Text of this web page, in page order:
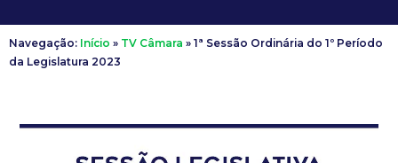
Navegação: Início » TV Câmara » 1ª Sessão Ordinária do 1º Período
da Legislatura 2023